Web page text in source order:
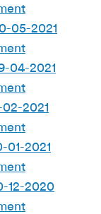
05-2021
04-2021
2021
01-2021
12-2020